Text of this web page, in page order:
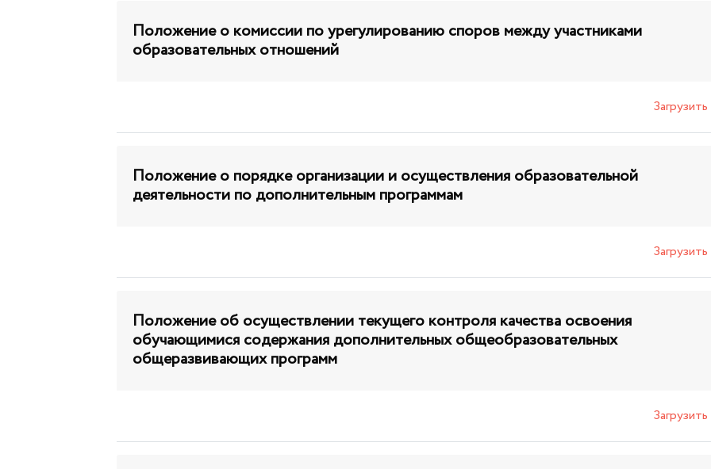
Положение о комиссии по урегулированию споров между участниками
образовательных отношений
Загрузить
Положение о порядке организации и осуществления образовательной
деятельности по дополнительным программам
Загрузить
Положение об осуществлении текущего контроля качества освоения
обучающимися содержания дополнительных общеобразовательных
общеразвивающих программ
Загрузить